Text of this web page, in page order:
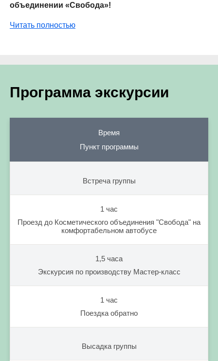
объединении «Свобода»!
Читать полностью
Программа экскурсии
Время
Пункт программы
Встреча группы
1 час
Проезд до Косметического объединения "Свобода" на
комфортабельном автобусе
1,5 часа
Экскурсия по производству Мастер-класс
1 час
Поездка обратно
Высадка группы